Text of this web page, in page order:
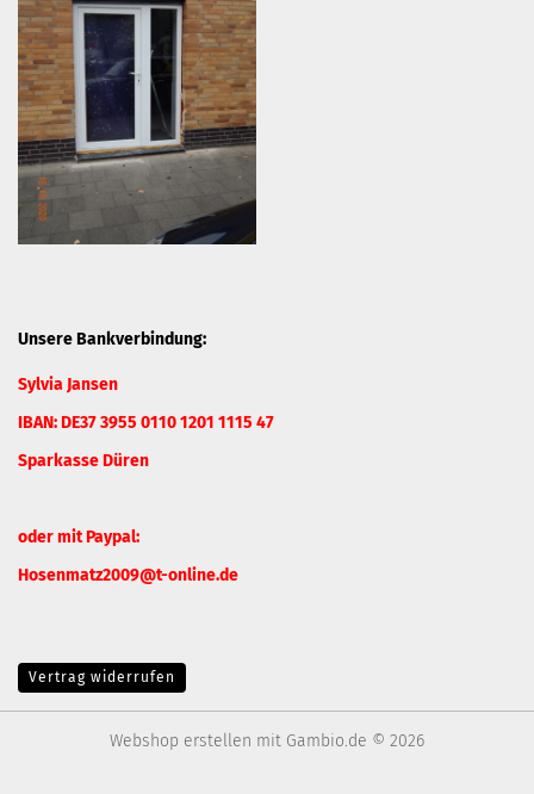
Unsere Bankverbindung:
Sylvia Jansen
IBAN: DE37 3955 0110 1201 1115 47
Sparkasse Düren
oder mit Paypal:
Hosenmatz2009@t-online.de
Vertrag widerrufen
Webshop erstellen mit Gambio.de © 2026